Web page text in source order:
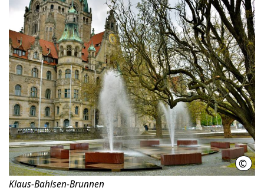
©
Klaus-Bahlsen-Brunnen